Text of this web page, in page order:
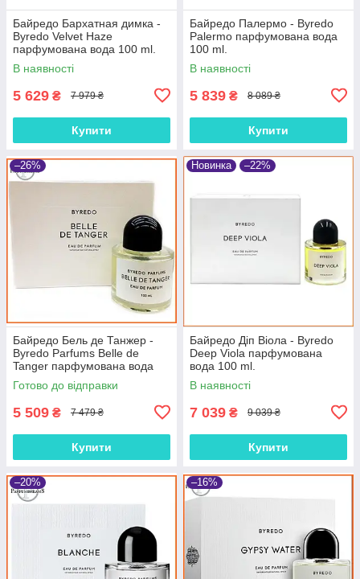
Байредо Бархатная димка -
Byredo Velvet Haze
парфумована вода 100 ml.
В наявності
5 629 ₴ 7 979 ₴
Купити
Байредо Палермо - Byredo
Palermo парфумована вода
100 ml.
В наявності
5 839 ₴ 8 089 ₴
Купити
–26%
Байредо Бель де Танжер -
Byredo Parfums Belle de
Tanger парфумована вода
100 ml.
Готово до відправки
5 509 ₴ 7 479 ₴
Купити
Новинка –22%
Байредо Діп Віола - Byredo
Deep Viola парфумована
вода 100 ml.
В наявності
7 039 ₴ 9 039 ₴
Купити
–20% –16%